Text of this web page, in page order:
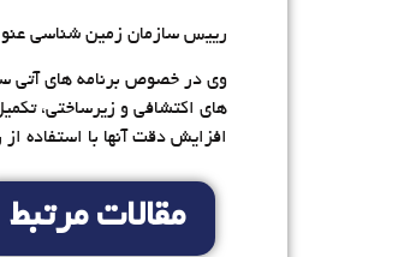
رییس سازمان زمین شناسی
وی در خصوص برنامه های آتی
های اکتشافی و زیرساختی،
افزایش دقت آنها با استفاده
مقالات مرتبط